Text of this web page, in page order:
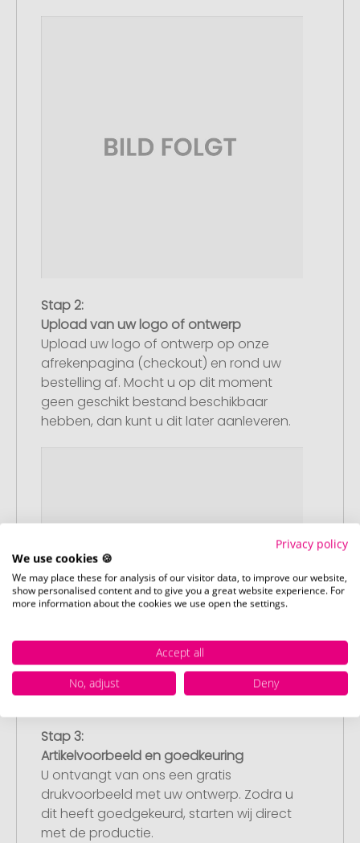
Stap 2:
Upload van uw logo of ontwerp
Upload uw logo of ontwerp op onze
afrekenpagina (checkout) en rond uw
bestelling af. Mocht u op dit moment
geen geschikt bestand beschikbaar
hebben, dan kunt u dit later aanleveren.
Stap 3:
Artikelvoorbeeld en goedkeuring
U ontvangt van ons een gratis
drukvoorbeeld met uw ontwerp. Zodra u
dit heeft goedgekeurd, starten wij direct
met de productie.
Privacy policy
We use cookies 🍪
We may place these for analysis of our visitor data, to improve our website,
show personalised content and to give you a great website experience. For
more information about the cookies we use open the settings.
Accept all
No, adjust
Deny